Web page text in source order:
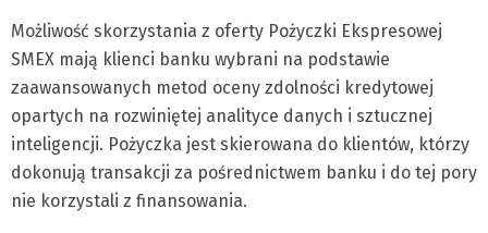
Możliwość skorzystania z oferty Pożyczki Ekspresowej
SMEX mają klienci banku wybrani na podstawie
zaawansowanych metod oceny zdolności kredytowej
opartych na rozwiniętej analityce danych i sztucznej
inteligencji. Pożyczka jest skierowana do klientów, którzy
dokonują transakcji za pośrednictwem banku i do tej pory
nie korzystali z finansowania.